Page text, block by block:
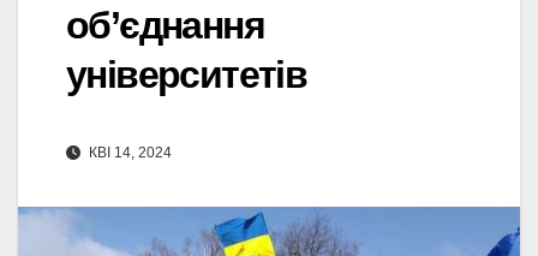
об’єднання
університетів
КВІ 14, 2024